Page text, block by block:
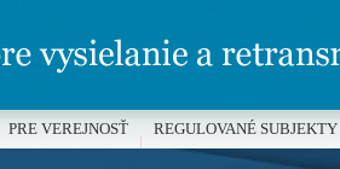
PRE VEREJNOSŤ REGULOVANÉ SUBJEKTY